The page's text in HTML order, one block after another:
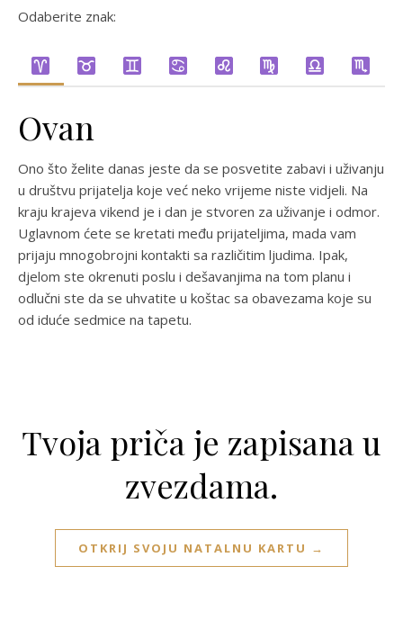
Odaberite znak:
Ovan
Ono što želite danas jeste da se posvetite zabavi i uživanju
u društvu prijatelja koje već neko vrijeme niste vidjeli. Na
kraju krajeva vikend je i dan je stvoren za uživanje i odmor.
Uglavnom ćete se kretati među prijateljima, mada vam
prijaju mnogobrojni kontakti sa različitim ljudima. Ipak,
djelom ste okrenuti poslu i dešavanjima na tom planu i
odlučni ste da se uhvatite u koštac sa obavezama koje su
od iduće sedmice na tapetu.
Tvoja priča je zapisana u
zvezdama.
OTKRIJ SVOJU NATALNU KARTU →